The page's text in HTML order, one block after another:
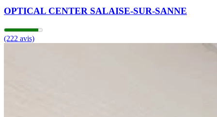
OPTICAL CENTER SALAISE-SUR-SANNE
(222 avis)